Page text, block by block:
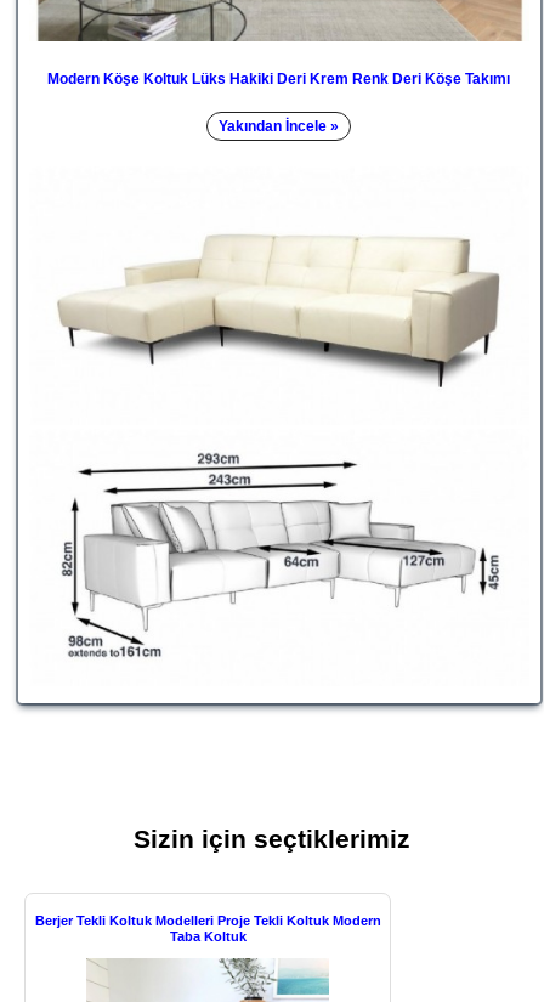
Modern Köşe Koltuk Lüks Hakiki Deri Krem Renk Deri Köşe Takımı
Yakından İncele »
Sizin için seçtiklerimiz
Berjer Tekli Koltuk Modelleri Proje Tekli Koltuk Modern
Taba Koltuk